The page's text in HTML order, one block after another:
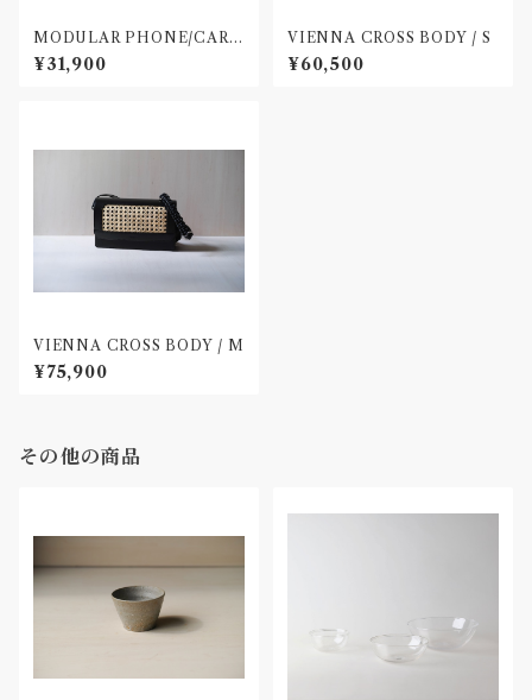
MODULAR PHONE/CARD
CASE
¥31,900
VIENNA CROSS BODY / S
¥60,500
VIENNA CROSS BODY / M
¥75,900
その他の商品